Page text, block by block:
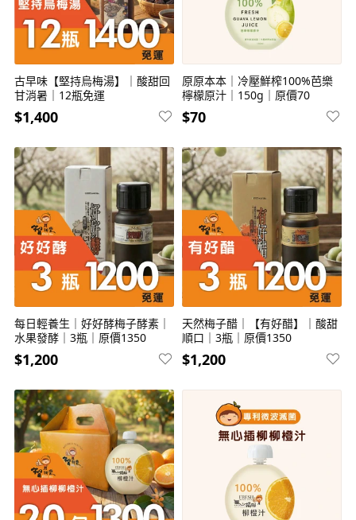
古早味【堅持烏梅湯】｜酸甜回
甘消暑｜12瓶免運
$1,400
原原本本｜冷壓鮮榨100%芭樂
檸檬原汁｜150g｜原價70
$70
每日輕養生｜好好酵梅子酵素｜
水果發酵｜3瓶｜原價1350
$1,200
天然梅子醋｜【有好醋】｜酸甜
順口｜3瓶｜原價1350
$1,200